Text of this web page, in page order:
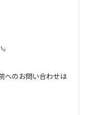
へのお問い合わせは